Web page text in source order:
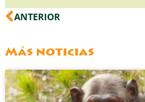
Ant
ANTERIOR
Más noticias